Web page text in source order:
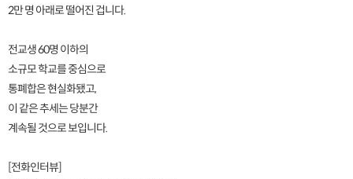
2만 명 아래로 떨어진 겁니다.
전교생 60명 이하의
소규모 학교를 중심으로
통폐합은 현실화됐고,
이 같은 추세는 당분간
계속될 것으로 보입니다.
[전화인터뷰]